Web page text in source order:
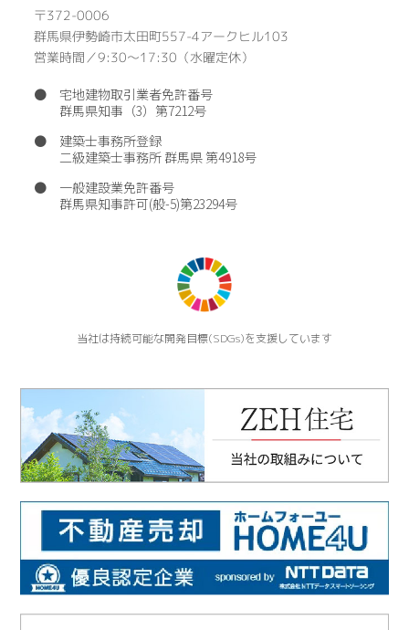
〒372-0006
群馬県伊勢崎市太田町557-4アークヒル103
営業時間／9:30〜17:30（水曜定休）
● 宅地建物取引業者免許番号
群馬県知事（3）第7212号
● 建築士事務所登録
二級建築士事務所 群馬県 第4918号
●
一般建設業免許番号
群馬県知事許可(般-5)第23294号
当社は持続可能な開発目標(SDGs)を支援しています